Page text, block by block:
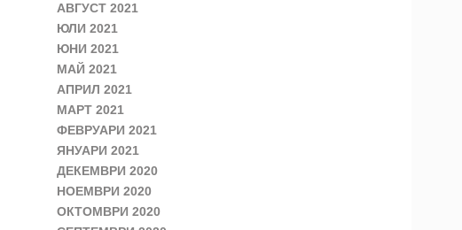
АВГУСТ 2021
ЮЛИ 2021
ЮНИ 2021
МАЙ 2021
АПРИЛ 2021
МАРТ 2021
ФЕВРУАРИ 2021
ЯНУАРИ 2021
ДЕКЕМВРИ 2020
НОЕМВРИ 2020
ОКТОМВРИ 2020